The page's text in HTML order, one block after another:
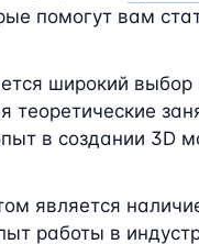
помогут вам
широкий
теоретические
в создании 3D
является
работы в